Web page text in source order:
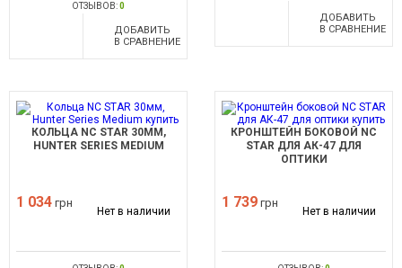
ОТЗЫВОВ:0
ДОБАВИТЬ
В СРАВНЕНИЕ
ДОБАВИТЬ
В СРАВНЕНИЕ
КОЛЬЦА NC STAR 30ММ,
HUNTER SERIES MEDIUM
1 034 грн
Нет в наличии
КРОНШТЕЙН БОКОВОЙ NC
STAR ДЛЯ АК-47 ДЛЯ
ОПТИКИ
1 739 грн
Нет в наличии